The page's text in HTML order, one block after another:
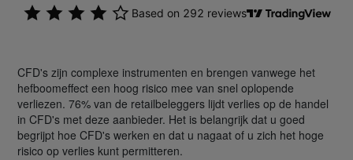
CFD's zijn complexe instrumenten en brengen vanwege het
hefboomeffect een hoog risico mee van snel oplopende
verliezen. 76% van de retailbeleggers lijdt verlies op de handel
in CFD's met deze aanbieder. Het is belangrijk dat u goed
begrijpt hoe CFD's werken en dat u nagaat of u zich het hoge
risico op verlies kunt permitteren.